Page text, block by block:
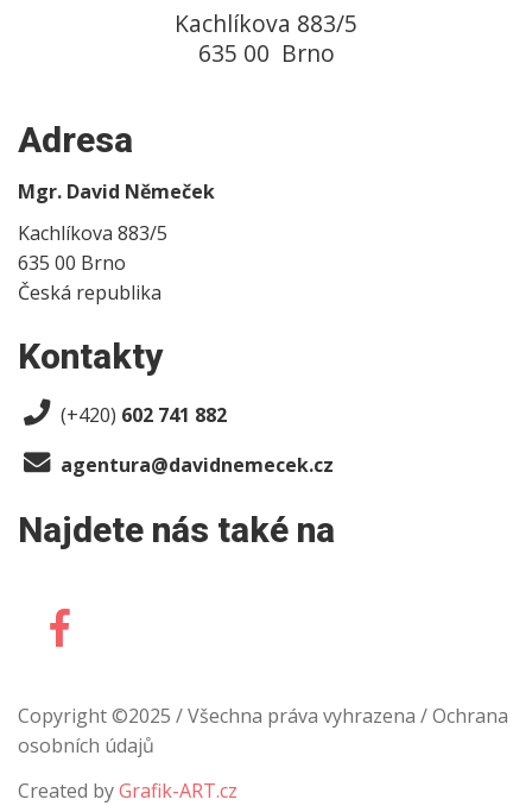
Kachlíkova 883/5
635 00 Brno
Adresa
Mgr. David Němeček
Kachlíkova 883/5
635 00 Brno
Česká republika
Kontakty
(+420) 602 741 882
agentura@davidnemecek.cz
Najdete nás také na
Copyright ©2025 / Všechna práva vyhrazena / Ochrana
osobních údajů
Created byGrafik-ART.cz